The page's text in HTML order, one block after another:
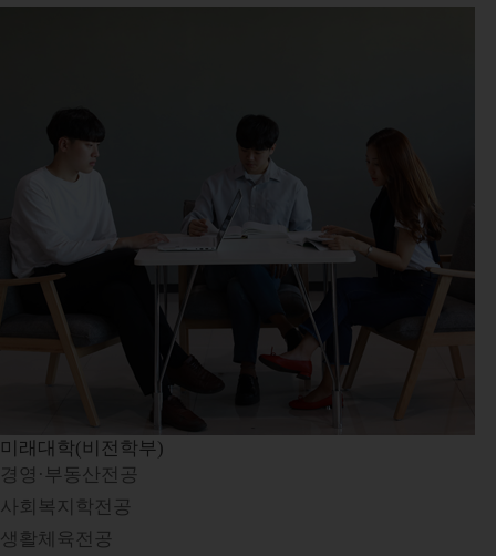
미래대학(비전학부)
경영·부동산전공
사회복지학전공
생활체육전공